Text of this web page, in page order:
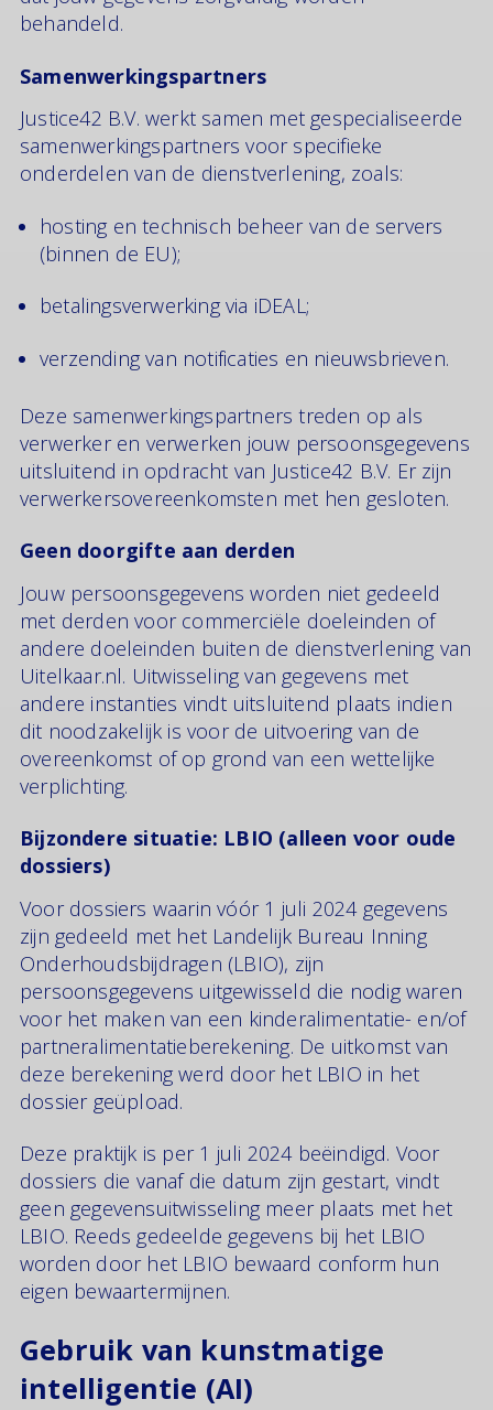
behandeld.
Samenwerkingspartners
Justice42 B.V. werkt samen met gespecialiseerde
samenwerkingspartners voor specifieke
onderdelen van de dienstverlening, zoals:
hosting en technisch beheer van de servers
(binnen de EU);
betalingsverwerking via iDEAL;
verzending van notificaties en nieuwsbrieven.
Deze samenwerkingspartners treden op als
verwerker en verwerken jouw persoonsgegevens
uitsluitend in opdracht van Justice42 B.V. Er zijn
verwerkersovereenkomsten met hen gesloten.
Geen doorgifte aan derden
Jouw persoonsgegevens worden niet gedeeld
met derden voor commerciële doeleinden of
andere doeleinden buiten de dienstverlening van
Uitelkaar.nl. Uitwisseling van gegevens met
andere instanties vindt uitsluitend plaats indien
dit noodzakelijk is voor de uitvoering van de
overeenkomst of op grond van een wettelijke
verplichting.
Bijzondere situatie: LBIO (alleen voor oude
dossiers)
Voor dossiers waarin vóór 1 juli 2024 gegevens
zijn gedeeld met het Landelijk Bureau Inning
Onderhoudsbijdragen (LBIO), zijn
persoonsgegevens uitgewisseld die nodig waren
voor het maken van een kinderalimentatie- en/of
partneralimentatieberekening. De uitkomst van
deze berekening werd door het LBIO in het
dossier geüpload.
Deze praktijk is per 1 juli 2024 beëindigd. Voor
dossiers die vanaf die datum zijn gestart, vindt
geen gegevensuitwisseling meer plaats met het
LBIO. Reeds gedeelde gegevens bij het LBIO
worden door het LBIO bewaard conform hun
eigen bewaartermijnen.
Gebruik van kunstmatige
intelligentie (AI)